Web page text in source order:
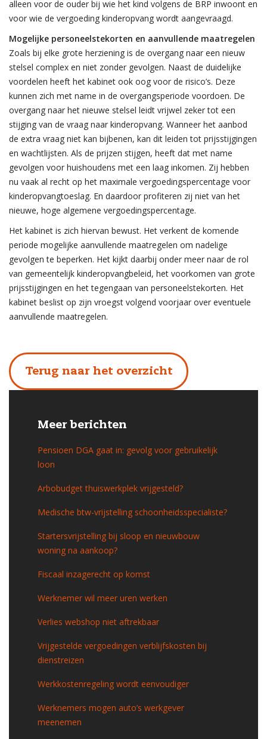
alleen voor de ouder bij wie het kind volgens de BRP inwoont en
voor wie de vergoeding kinderopvang wordt aangevraagd.
Mogelijke personeelstekorten en aanvullende maatregelen
Zoals bij elke grote herziening is de overgang naar een nieuw
stelsel complex en niet zonder gevolgen. Naast de duidelijke
voordelen heeft het kabinet ook oog voor de risico’s. Deze
kunnen zich met name in de overgangsperiode voordoen. De
overgang naar het nieuwe stelsel leidt vrijwel zeker tot een
stijging van de vraag naar kinderopvang. Wanneer het aanbod
de extra vraag niet kan bijbenen, kan dit leiden tot prijsstijgingen
en wachtlijsten. Als de prijzen stijgen, heeft dat met name
gevolgen voor huishoudens met een laag inkomen. Zij hebben
nu vaak al recht op het maximale vergoedingspercentage voor
kinderopvangtoeslag. En daardoor profiteren zij niet van het
nieuwe, hoge algemene vergoedingspercentage.
Het kabinet is zich hiervan bewust. Het verkent de komende
periode mogelijke aanvullende maatregelen om nadelige
gevolgen te beperken. Het kijkt daarbij onder meer naar de rol
van gemeentelijk kinderopvangbeleid, het voorkomen van grote
prijsstijgingen en het tegengaan van personeelstekorten. Het
kabinet beslist op zijn vroegst volgend voorjaar over eventuele
aanvullende maatregelen.
Terug naar het overzicht
Meer berichten
Pensioen DGA gaat in: gevolg voor gebruikelijk
loon
Arbobudget thuiswerkplek vrijgesteld?
Medische btw-vrijstelling schoonheidsspecialiste?
Startersvrijstelling bij sloop en nieuwbouw
woning na aankoop?
Fiscaal inzagerecht op komst
Werknemer wil meer uren werken
Verlies webshop niet aftrekbaar
Vrijgestelde vergoedingen verblijfskosten bij
dienstreizen
Werkkostenregeling wordt eenvoudiger
Werknemers mogen auto’s werkgever
meenemen